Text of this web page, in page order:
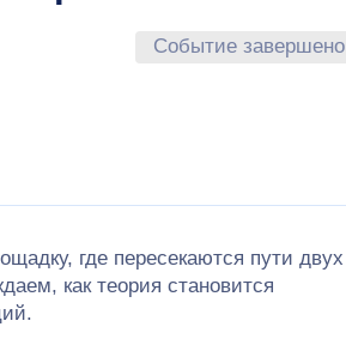
Событие завершено
где пересекаются пути двух
как теория становится